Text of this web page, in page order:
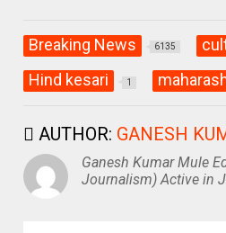
Breaking News 6135
Hind kesari 1
AUTHOR: GANESH
Ganesh Kumar Mule
Journalism) Active in